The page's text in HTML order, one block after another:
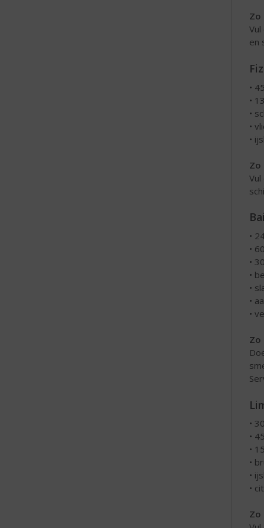
Zo
en
•
•
•
•
•
Zo
•
•
•
•
•
•
•
Zo
•
•
•
•
•
•
Zo